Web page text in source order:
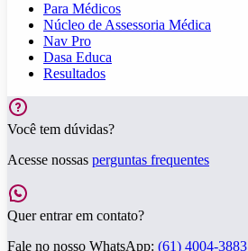
Para Médicos
Núcleo de Assessoria Médica
Nav Pro
Dasa Educa
Resultados
Você tem dúvidas?
Acesse nossas perguntas frequentes
Quer entrar em contato?
Fale no nosso WhatsApp: (61) 4004-3883